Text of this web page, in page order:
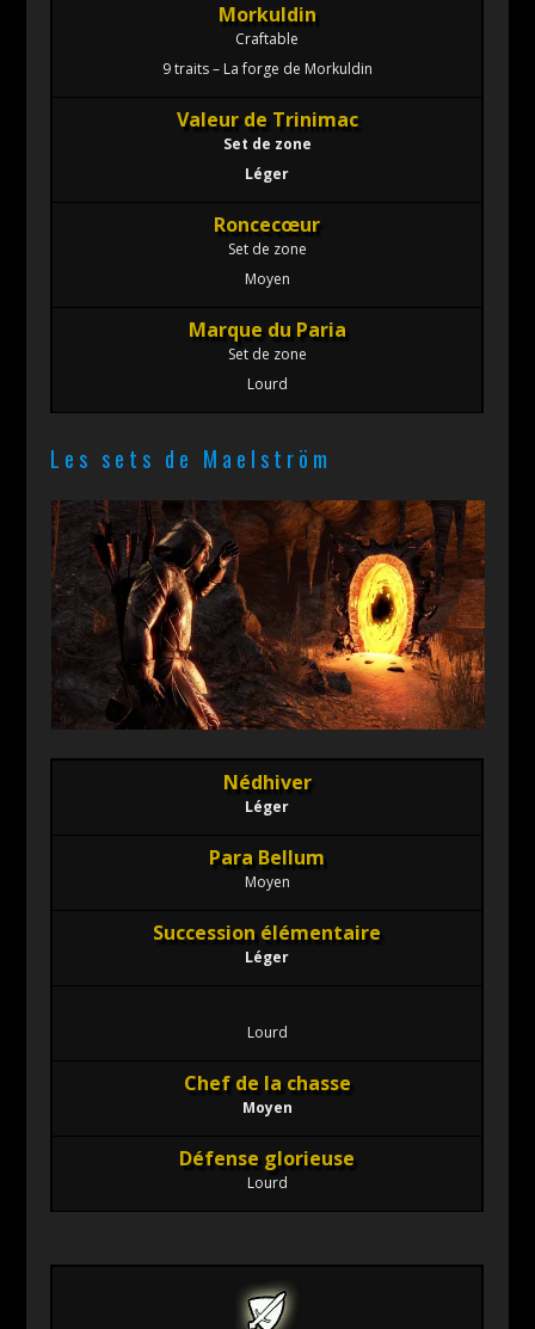
Morkuldin
Craftable
9 traits – La forge de Morkuldin
Valeur de Trinimac
Set de zone
Léger
Roncecœur
Set de zone
Moyen
Marque du Paria
Set de zone
Lourd
Les sets de Maelström
Nédhiver
Léger
Para Bellum
Moyen
Succession élémentaire
Léger
Lourd
Chef de la chasse
Moyen
Défense glorieuse
Lourd